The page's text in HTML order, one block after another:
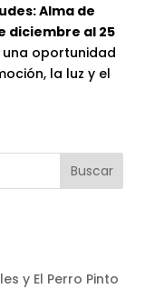
Alma de
diciembre al 25
oportunidad
la luz y el
y El Perro Pinto